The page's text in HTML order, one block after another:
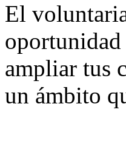
El
ampliar tus
un ámbito